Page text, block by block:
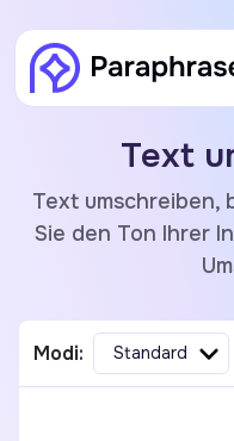
Text
Text umschreiben,
Sie den Ton Ihrer
Modi: Standard